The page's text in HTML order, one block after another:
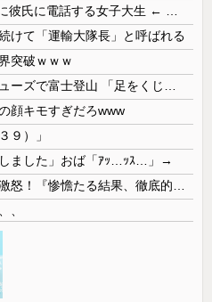
けて「運輸大隊長」と呼ばれる
突破ｗｗｗ
顔キモすぎだろwww
９）」
ました」おば「ｱｯ…ｯｽ…」→
、